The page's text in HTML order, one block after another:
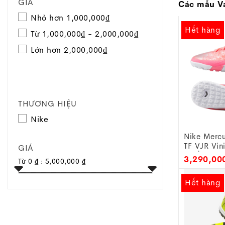
GIÁ
Nhỏ hơn 1,000,000₫
Từ 1,000,000₫ - 2,000,000₫
Lớn hơn 2,000,000₫
THƯƠNG HIỆU
Nike
Toggle
navigation
GIÁ
Từ 0 ₫ : 5,000,000 ₫
- Công
- Lưỡi gà
Đế đệm
- Air
- Đinh
ngột. Đế
Form
một trong
Vapor
Các mẫu
Nike
TF VJR
- Hồng
Hết hàng
Hết hàng